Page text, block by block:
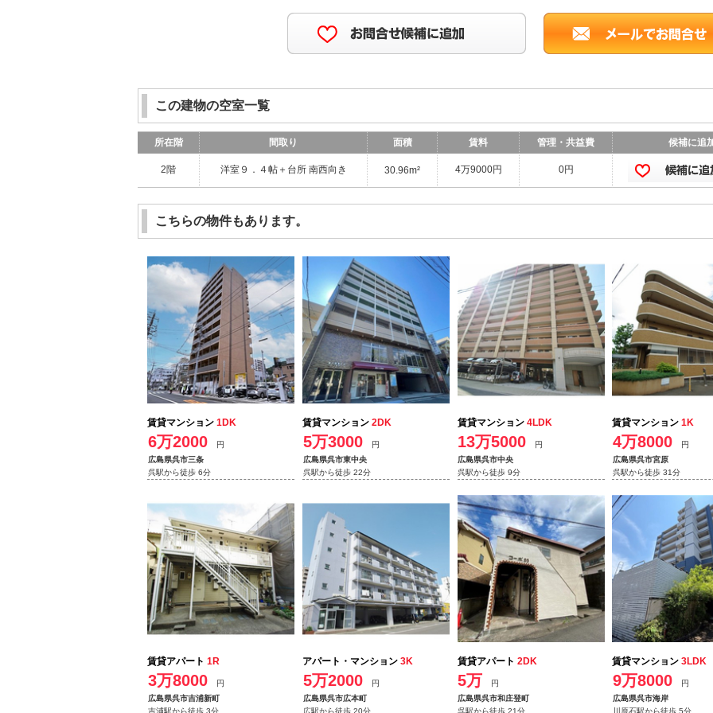
この建物の空室一覧
所在階 間取り 面積 賃料 管理・共益費 候補に追
2階 洋室９．４帖＋台所 南西向き 30.96m² 4万9000円 0円
こちらの物件もあります。
賃貸マンション 1DK
6万2000
円
広島県呉市三条
呉駅から徒歩 6分
賃貸マンション 2DK
5万3000
円
広島県呉市東中央
呉駅から徒歩 22分
賃貸マンション 4LDK
13万5000
円
広島県呉市中央
呉駅から徒歩 9分
賃貸マンション1K
4万8000
円
広島県呉市宮原
呉駅から徒歩 31分
賃貸アパート 1R
3万8000
円
広島県呉市吉浦新町
吉浦駅から徒歩 3分
アパート・マンション 3K
5万2000
円
広島県呉市広本町
広駅から徒歩 20分
賃貸アパート 2DK
5万
円
広島県呉市和庄登町
呉駅から徒歩 21分
賃貸マンション3LDK
9万8000
円
広島県呉市海岸
川原石駅から徒歩 5分